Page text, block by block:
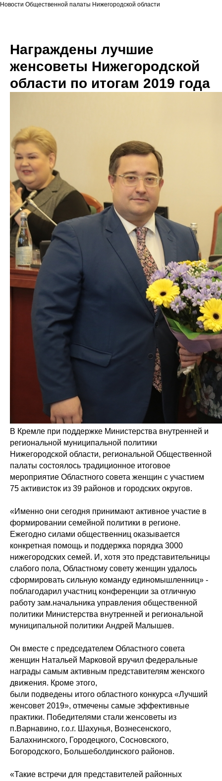
Новости Общественной палаты Нижегородской области
Награждены лучшие
женсоветы Нижегородской
области по итогам 2019 года
В Кремле при поддержке Министерства внутренней и
региональной муниципальной политики
Нижегородской области, региональной Общественной
палаты состоялось традиционное итоговое
мероприятие Областного совета женщин с участием
75 активисток из 39 районов и городских округов.
«Именно они сегодня принимают активное участие в
формировании семейной политики в регионе.
Ежегодно силами общественниц оказывается
конкретная помощь и поддержка порядка 3000
нижегородских семей. И, хотя это представительницы
слабого пола, Областному совету женщин удалось
сформировать сильную команду единомышленниц» -
поблагодарил участниц конференции за отличную
работу зам.начальника управления общественной
политики Министерства внутренней и региональной
муниципальной политики Андрей Малышев.
Он вместе с председателем Областного совета
женщин Натальей Марковой вручил федеральные
награды самым активным представителям женского
движения. Кроме этого,
были подведены итого областного конкурса «Лучший
женсовет 2019», отмечены самые эффективные
практики. Победителями стали женсоветы из
п.Варнавино, г.о.г. Шахунья, Вознесенского,
Балахнинского, Городецкого, Сосновского,
Богородского, Большеболдинского районов.
«Такие встречи для представителей районных